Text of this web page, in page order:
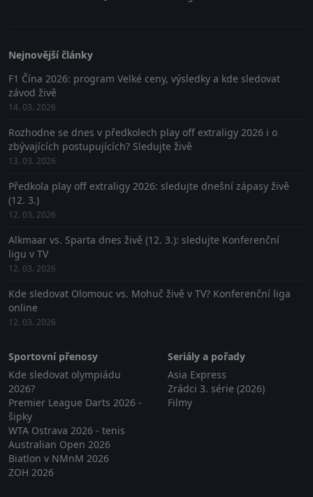
Nejnovější články
F1 Čína 2026: program Velké ceny, výsledky a kde sledovat
závod živě
14. 03. 2026
Rozhodne se dnes v předkolech play off extraligy 2026 i o
zbývajících postupujících? Sledujte živě
13. 03. 2026
Předkola play off extraligy 2026: sledujte dnešní zápasy živě
(12. 3.)
12. 03. 2026
Alkmaar vs. Sparta dnes živě (12. 3.): sledujte Konferenční
ligu v TV
12. 03. 2026
Kde sledovat Olomouc vs. Mohuč živě v TV? Konferenční liga
online
12. 03. 2026
Sportovní přenosy
Kde sledovat olympiádu
2026?
Premier League Darts 2026 -
šipky
WTA Ostrava 2026 - tenis
Australian Open 2026
Biatlon v NMnM 2026
ZOH 2026
Seriály a pořady
Asia Express
Zrádci 3. série (2026)
Filmy